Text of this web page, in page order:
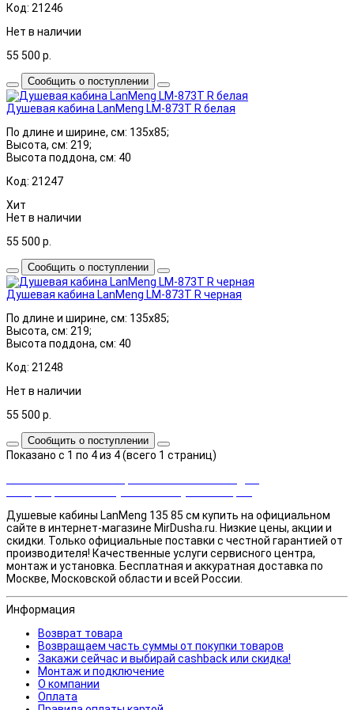
Код: 21246
Нет в наличии
55 500 р.
Сообщить о поступлении
Душевая кабина LanMeng LM-873T R белая
По длине и ширине, см: 135x85;
Высота, см: 219;
Высота поддона, см: 40
Код: 21247
Хит
Нет в наличии
55 500 р.
Сообщить о поступлении
Душевая кабина LanMeng LM-873T R черная
По длине и ширине, см: 135x85;
Высота, см: 219;
Высота поддона, см: 40
Код: 21248
Нет в наличии
55 500 р.
Сообщить о поступлении
Показано с 1 по 4 из 4 (всего 1 страниц)
Душевые кабины LanMeng 135 85 см купить на официальном
сайте в интернет-магазине MirDusha.ru. Низкие цены, акции и
скидки. Только официальные поставки c честной гарантией от
производителя! Качественные услуги сервисного центра,
монтаж и установка. Бесплатная и аккуратная доставка по
Москве, Московской области и всей России.
Информация
Возврат товара
Возвращаем часть суммы от покупки товаров
Закажи сейчас и выбирай cashback или скидка!
Монтаж и подключение
О компании
Оплата